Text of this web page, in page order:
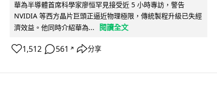
華為半導體首席科學家廖恒罕見接受近 5 小時專訪，警告
NVIDIA 等西方晶片巨頭正逼近物理極限，傳統製程升級已失經
濟效益。他同時介紹華為...
閱讀全文
1,512 561 ↗ 分享